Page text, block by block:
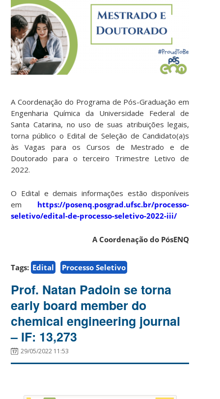
A Coordenação do Programa de Pós-Graduação em
Engenharia Química da Universidade Federal de
Santa Catarina, no uso de suas atribuições legais,
torna público o Edital de Seleção de Candidato(a)s
às Vagas para os Cursos de Mestrado e de
Doutorado para o terceiro Trimestre Letivo de
2022.
O Edital e demais informações estão disponíveis
em https://posenq.posgrad.ufsc.br/processo-
seletivo/edital-de-processo-seletivo-2022-iii/
A Coordenação do PósENQ
Tags: Edital Processo Seletivo
Prof. Natan Padoin se torna
early board member do
chemical engineering journal
– IF: 13,273
29/05/2022 11:53